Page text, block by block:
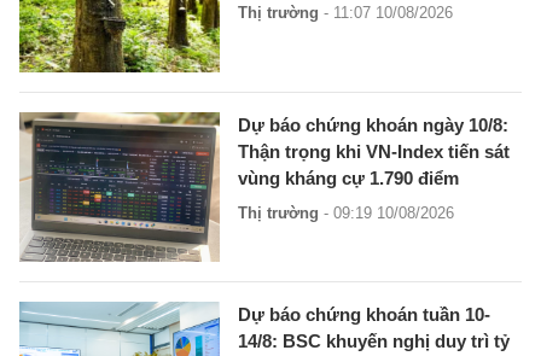
Thị trường - 11:07 10/08/2026
Dự báo chứng khoán ngày 10/8:
Thận trọng khi VN-Index tiến sát
vùng kháng cự 1.790 điểm
Thị trường - 09:19 10/08/2026
Dự báo chứng khoán tuần 10-
14/8: BSC khuyến nghị duy trì tỷ